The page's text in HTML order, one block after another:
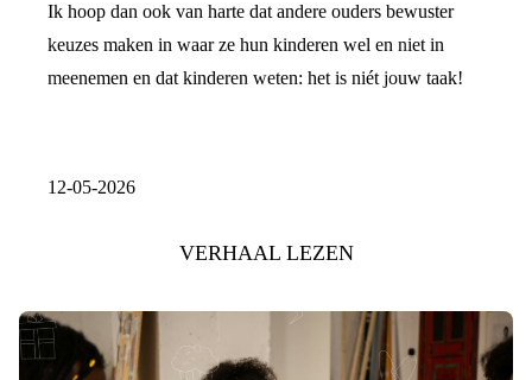
Ik hoop dan ook van harte dat andere ouders bewuster
keuzes maken in waar ze hun kinderen wel en niet in
meenemen en dat kinderen weten: het is niét jouw taak!
12-05-2026
VERHAAL LEZEN